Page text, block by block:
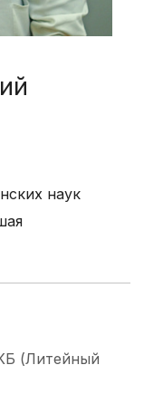
наук
(Литейный